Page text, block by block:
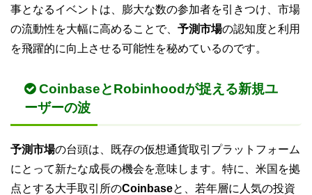
事となるイベントは、膨大な数の参加者を引きつけ、市場
の流動性を大幅に高めることで、 予測市場の認知度と利用
を飛躍的に向上させる可能性を秘めているのです。
CoinbaseとRobinhoodが捉える新規ユ
ーザーの波
予測市場の台頭は、既存の仮想通貨取引プラットフォーム
にとって新たな成長の機会を意味します。特に、米国を拠
点とする大手取引所のCoinbaseと、若年層に人気の投資